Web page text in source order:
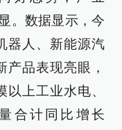
。数据显示，今
器人、新能源汽
品表现亮眼，
上工业水电、
合计同比增长